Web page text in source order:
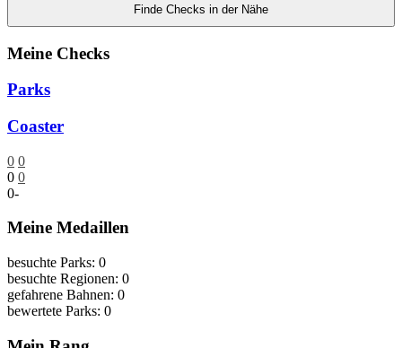
Finde Checks in der Nähe
Meine Checks
Parks
Coaster
0 0
0 0
0-
Meine Medaillen
besuchte Parks: 0
besuchte Regionen: 0
gefahrene Bahnen: 0
bewertete Parks: 0